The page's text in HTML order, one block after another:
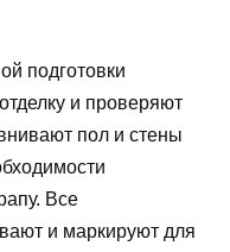
подготовки
и проверяют
пол и стены
Все
и маркируют для